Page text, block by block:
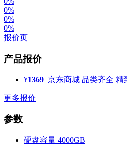
0%
0%
0%
报价页
产品报价
¥1369 京东商城 品类齐全 精
更多报价
参数
硬盘容量 4000GB